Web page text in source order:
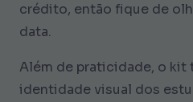
crédito, então fique de
data.
Além de praticidade, o kit
identidade visual dos